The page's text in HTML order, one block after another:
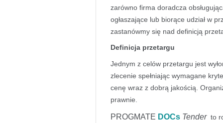
zarówno firma doradcza
ogłaszające lub biorące udział w
zastanówmy się nad definicją
Definicja przetargu
Jednym z celów przetargu jest
zlecenie spełniając wymagane
cenę wraz z dobrą jakością.
prawnie.
PROGMATE DOCs Tender to